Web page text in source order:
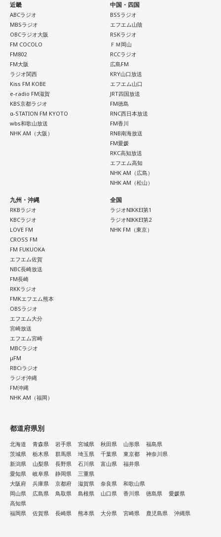
近畿
ABCラジオ
MBSラジオ
OBCラジオ大阪
FM COCOLO
FM802
FM大阪
ラジオ関西
Kiss FM KOBE
e-radio FM滋賀
KBS京都ラジオ
α-STATION FM KYOTO
wbs和歌山放送
NHK AM（大阪）
中国・四国
BSSラジオ
エフエム山陰
RSKラジオ
ＦＭ岡山
RCCラジオ
広島FM
KRY山口放送
エフエム山口
JRT四国放送
FM徳島
RNC西日本放送
FM香川
RNB南海放送
FM愛媛
RKC高知放送
エフエム高知
NHK AM（広島）
NHK AM（松山）
九州・沖縄
RKBラジオ
KBCラジオ
LOVE FM
CROSS FM
FM FUKUOKA
エフエム佐賀
NBC長崎放送
FM長崎
RKKラジオ
FMKエフエム熊本
OBSラジオ
エフエム大分
宮崎放送
エフエム宮崎
MBCラジオ
μFM
RBCiラジオ
ラジオ沖縄
FM沖縄
NHK AM（福岡）
全国
ラジオNIKKEI第1
ラジオNIKKEI第2
NHK FM（東京）
都道府県別
北海道 青森県 岩手県 宮城県 秋田県 山形県
福島県
茨城県
栃木県 群馬県 埼玉県 千葉県 東京都
神奈川県
新潟県
山梨県 長野県 石川県 富山県
福井県
愛知県
岐阜県 静岡県
三重県
大阪府
兵庫県 京都府 滋賀県 奈良県
和歌山県
岡山県
広島県 鳥取県 島根県 山口県 香川県 徳島県
愛媛県
高知県
福岡県
佐賀県 長崎県 熊本県 大分県 宮崎県 鹿児島県 沖縄県